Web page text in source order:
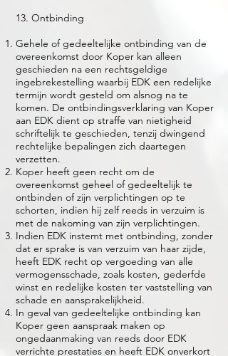
13. Ontbinding
Gehele of gedeeltelijke ontbinding van de
overeenkomst door Koper kan alleen
geschieden na een rechtsgeldige
ingebrekestelling waarbij EDK een redelijke
termijn wordt gesteld om alsnog na te
komen. De ontbindingsverklaring van Koper
aan EDK dient op straffe van nietigheid
schriftelijk te geschieden, tenzij dwingend
rechtelijke bepalingen zich daartegen
verzetten.
Koper heeft geen recht om de
overeenkomst geheel of gedeeltelijk te
ontbinden of zijn verplichtingen op te
schorten, indien hij zelf reeds in verzuim is
met de nakoming van zijn verplichtingen.
Indien EDK instemt met ontbinding, zonder
dat er sprake is van verzuim van haar zijde,
heeft EDK recht op vergoeding van alle
vermogensschade, zoals kosten, gederfde
winst en redelijke kosten ter vaststelling van
schade en aansprakelijkheid.
In geval van gedeeltelijke ontbinding kan
Koper geen aanspraak maken op
ongedaanmaking van reeds door EDK
verrichte prestaties en heeft EDK onverkort